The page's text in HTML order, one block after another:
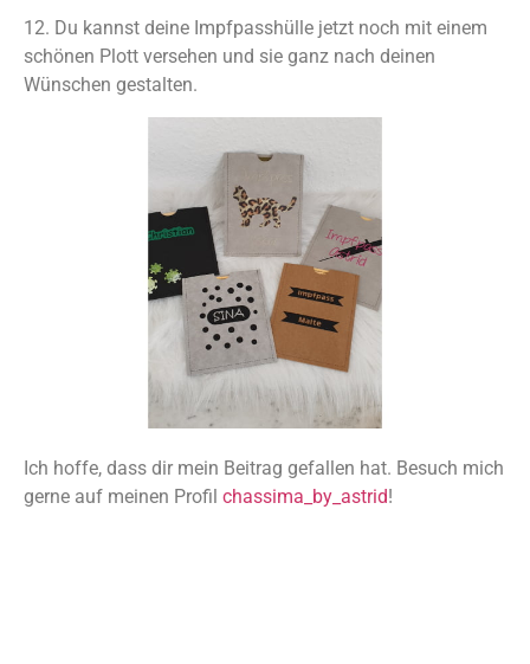
12. Du kannst deine Impfpasshülle jetzt noch mit einem
schönen Plott versehen und sie ganz nach deinen
Wünschen gestalten.
Ich hoffe, dass dir mein Beitrag gefallen hat. Besuch mich
gerne auf meinen Profil chassima_by_astrid!